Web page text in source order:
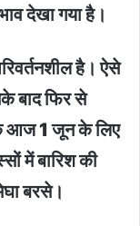
देखा गया है।
है। ऐसे
बाद फिर से
आज 1 जून के लिए
में बारिश की
बरसे।